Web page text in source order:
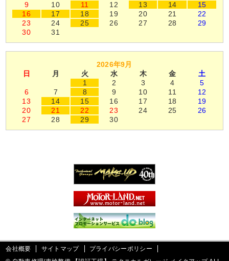
9
10 11 12 13 14
15
16
17 18 19 20 21
22
23
24 25 26 27 28
29
30
31
2026年9月
日
月 火 水 木 金
土
1
2 3 4
5
6
7 8 9 10 11
12
13
14 15 16 17 18
19
20
21 22 23 24 25
26
27
28 29 30
会社概要 サイトマップ
プライバシーポリシー